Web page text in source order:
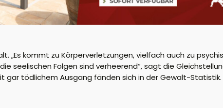
„Es kommt zu Körperverletzungen, vielfach auch zu
seelischen Folgen sind verheerend“, sagt die
gar tödlichem Ausgang fänden sich in der Gewalt-Statistik.